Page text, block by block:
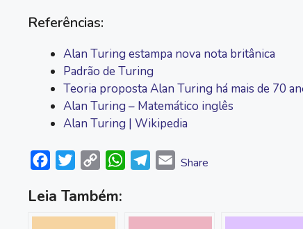
Referências:
Alan Turing estampa nova nota britânica
Padrão de Turing
Teoria proposta Alan Turing há mais de 70
Alan Turing – Matemático inglês
Alan Turing | Wikipedia
c
e
i
t
p
y
W
t
e
E
i
Share
Leia Também: